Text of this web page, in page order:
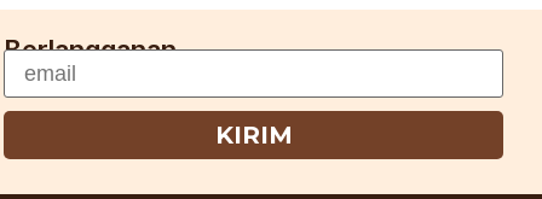
Berlangganan
KIRIM